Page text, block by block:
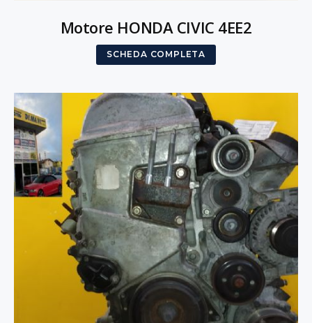
Motore HONDA CIVIC 4EE2
SCHEDA COMPLETA